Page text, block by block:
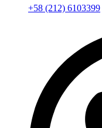
+58 (212) 6103399